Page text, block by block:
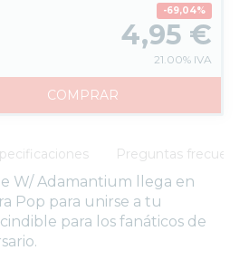
69,04%
4,95 €
21.00% IVA
COMPRAR
Preguntas
W/ Adamantium llega en
Pop para unirse a tu
para los fanáticos de